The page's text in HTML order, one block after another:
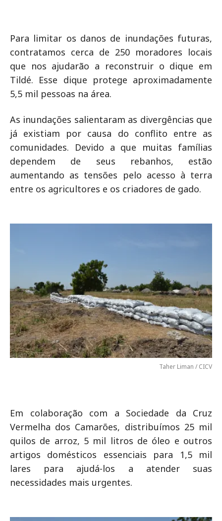
Para limitar os danos de inundações futuras,
contratamos cerca de 250 moradores locais
que nos ajudarão a reconstruir o dique em
Tildé. Esse dique protege aproximadamente
5,5 mil pessoas na área.
As inundações salientaram as divergências que
já existiam por causa do conflito entre as
comunidades. Devido a que muitas famílias
dependem de seus rebanhos, estão
aumentando as tensões pelo acesso à terra
entre os agricultores e os criadores de gado.
Taher Liman / CICV
Em colaboração com a Sociedade da Cruz
Vermelha dos Camarões, distribuímos 25 mil
quilos de arroz, 5 mil litros de óleo e outros
artigos domésticos essenciais para 1,5 mil
lares para ajudá-los a atender suas
necessidades mais urgentes.